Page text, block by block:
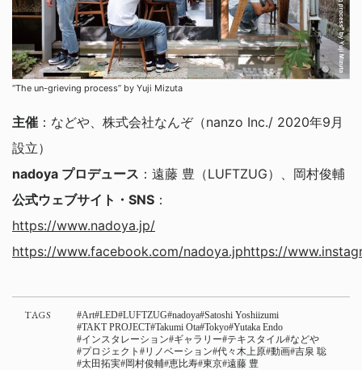
“The un-grieving process” by Yuji Mizuta
主催 ：などや、株式会社なんぞ（nanzo Inc./ 2020年9月
設立）
nadoya プロデュース ：遠藤 豊（LUFTZUG）、岡村俊輔
公式ウェブサイト・SNS ：
https://www.nadoya.jp/
https://www.facebook.com/nadoya.jphttps://
TAGS Art LED LUFTZUG nadoya Satoshi Yoshiizumi
TAKT PROJECT Takumi Ota Tokyo Yutaka Endo
インスタレーション ギャラリー テキスタイル などや
プロジェクト
リノベーション 代々木上原 動画 吉泉 聡
太田拓実 岡村俊輔 恵比寿 東京 遠藤 豊